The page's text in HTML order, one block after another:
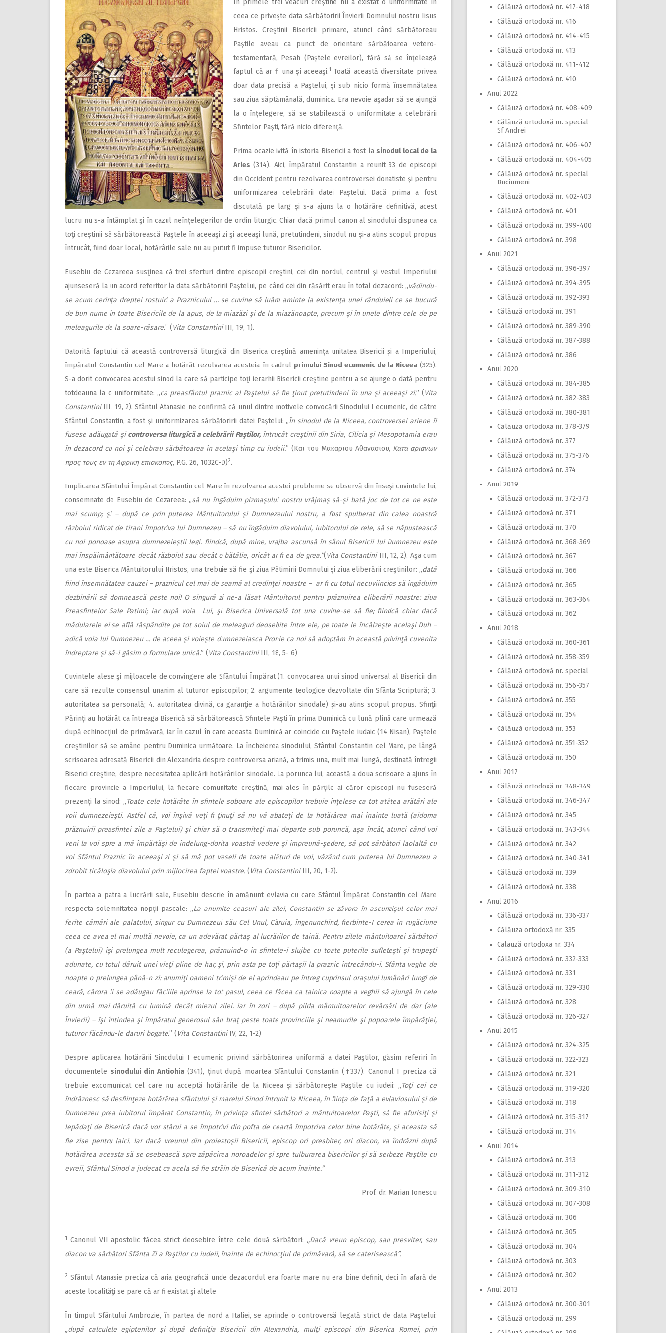
În primele trei veacuri creştine nu a existat o uniformitate în
ceea ce priveşte data sărbătoririi Învierii Domnului nostru Iisus
Hristos. Creştinii Bisericii primare, atunci când sărbătoreau
Paştile aveau ca punct de orientare sărbătoarea vetero-
testamentară, Pesah (Paştele evreilor), fără să se înţeleagă
faptul că ar fi una şi aceeaşi.1 Toată această diversitate privea
doar data precisă a Paştelui, şi sub nicio formă însemnătatea
sau ziua săptămânală, duminica. Era nevoie aşadar să se ajungă
la o înţelegere, să se stabilească o uniformitate a celebrării
Sfintelor Paşti, fără nicio diferenţă.
Prima ocazie ivită în istoria Bisericii a fost la sinodul local de la
Arles (314). Aici, împăratul Constantin a reunit 33 de episcopi
din Occident pentru rezolvarea controversei donatiste şi pentru
uniformizarea celebrării datei Paştelui. Dacă prima a fost
discutată pe larg şi s-a ajuns la o hotărâre definitivă, acest
lucru nu s-a întâmplat şi în cazul neînţelegerilor de ordin liturgic. Chiar dacă primul canon al sinodului dispunea ca
toţi creştinii să sărbătorească Paştele în aceeaşi zi şi aceeaşi lună, pretutindeni, sinodul nu şi-a atins scopul propus
întrucât, fiind doar local, hotărârile sale nu au putut fi impuse tuturor Bisericilor.
Eusebiu de Cezareea susţinea că trei sferturi dintre episcopii creştini, cei din nordul, centrul şi vestul Imperiului
ajunseseră la un acord referitor la data sărbătoririi Paştelui, pe când cei din răsărit erau în total dezacord: „vădindu-
se acum cerinţa dreptei rostuiri a Praznicului … se cuvine să luăm aminte la existenţa unei rânduieli ce se bucură
de bun nume în toate Bisericile de la apus, de la miazăzi şi de la miazănoapte, precum şi în unele dintre cele de pe
meleagurile de la soare-răsare.” (Vita ConstantiniIII, 19, 1).
Datorită faptului că această controversă liturgică din Biserica creştină ameninţa unitatea Bisericii şi a Imperiului,
împăratul Constantin cel Mare a hotărât rezolvarea acesteia în cadrul primului Sinod ecumenic de la Niceea(325).
S-a dorit convocarea acestui sinod la care să participe toţi ierarhii Bisericii creştine pentru a se ajunge o dată pentru
totdeauna la o uniformitate: „ca preasfântul praznic al Paştelui să fie ţinut pretutindeni în una şi aceeaşi zi.” (Vita
ConstantiniIII, 19, 2). Sfântul Atanasie ne confirmă că unul dintre motivele convocării Sinodului I ecumenic, de către
Sfântul Constantin, a fost şi uniformizarea sărbătoririi datei Paştelui: „În sinodul de la Niceea, controversei ariene îi
fusese adăugată şicontroversa liturgică a celebrării Paştilor,întrucât creştinii din Siria, Cilicia şi Mesopotamia erau
în dezacord cu noi şi celebrau sărbătoarea în acelaşi timp cu iudeii.” (Και του Μακαριου Αθανασιου, Κατα αριανων
προς τους εν τη Αφρικη επισκοπος, P.G. 26, 1032C-D)2.
Implicarea Sfântului Împărat Constantin cel Mare în rezolvarea acestei probleme se observă din înseşi cuvintele lui,
consemnate de Eusebiu de Cezareea: „să nu îngăduim pizmaşului nostru vrăjmaş să-şi bată joc de tot ce ne este
mai scump; şi – după ce prin puterea Mântuitorului şi Dumnezeului nostru, a fost spulberat din calea noastră
războiul ridicat de tirani împotriva lui Dumnezeu – să nu îngăduim diavolului, iubitorului de rele, să se năpustească
cu noi ponoase asupra dumnezeieştii legi. fiindcă, după mine, vrajba ascunsă în sânul Bisericii lui Dumnezeu este
mai înspăimântătoare decât războiul sau decât o bătălie, oricât ar fi ea de grea.”(Vita Constantini III, 12, 2). Aşa cum
una este Biserica Mântuitorului Hristos, una trebuie să fie şi ziua Pătimirii Domnului şi ziua eliberării creştinilor: „dată
fiind însemnătatea cauzei – praznicul cel mai de seamă al credinţei noastre – ar fi cu totul necuviincios să îngăduim
dezbinării să domnească peste noi! O singură zi ne-a lăsat Mântuitorul pentru prăznuirea eliberării noastre: ziua
Preasfintelor Sale Patimi; iar după voia Lui, şi Biserica Universală tot una cuvine-se să fie; fiindcă chiar dacă
mădularele ei se află răspândite pe tot soiul de meleaguri deosebite între ele, pe toate le încălzeşte acelaşi Duh –
adică voia lui Dumnezeu … de aceea şi voieşte dumnezeiasca Pronie ca noi să adoptăm în această privinţă cuvenita
îndreptare şi să-i găsim o formulare unică.” (Vita ConstantiniIII, 18, 5- 6)
Cuvintele alese şi mijloacele de convingere ale Sfântului Împărat (1. convocarea unui sinod universal al Bisericii din
care să rezulte consensul unanim al tuturor episcopilor; 2. argumente teologice dezvoltate din Sfânta Scriptură; 3.
autoritatea sa personală; 4. autoritatea divină, ca garanţie a hotărârilor sinodale) şi-au atins scopul propus. Sfinţii
Părinţi au hotărât ca întreaga Biserică să sărbătorească Sfintele Paşti în prima Duminică cu lună plină care urmează
după echinocţiul de primăvară, iar în cazul în care aceasta Duminică ar coincide cu Paştele iudaic (14 Nisan), Paştele
creş­tinilor să se amâne pentru Duminica următoare. La încheierea sinodului, Sfântul Constantin cel Mare, pe lângă
scrisoarea adresată Bisericii din Alexandria despre controversa ariană, a trimis una, mult mai lungă, destinată întregii
Biserici creştine, despre necesitatea aplicării hotărârilor sinodale. La porunca lui, această a doua scrisoare a ajuns în
fiecare provincie a Imperiului, la fiecare comunitate creştină, mai ales în părţile ai căror episcopi nu fuseseră
prezenţi la sinod: „Toate cele hotărâte în sfintele soboare ale episcopilor trebuie înţelese ca tot atâtea arătări ale
voii dumnezeieşti. Astfel că, voi înşivă veţi fi ţinuţi să nu vă abateţi de la hotărârea mai înainte luată (aidoma
prăznuirii preasfintei zile a Paştelui) şi chiar să o transmiteţi mai departe sub poruncă, aşa încât, atunci când voi
veni la voi spre a mă împărtăşi de îndelung-dorita voastră vedere şi împreună-şedere, să pot sărbători laolaltă cu
voi Sfântul Praznic în aceeaşi zi şi să mă pot veseli de toate alături de voi, văzând cum puterea lui Dumnezeu a
zdrobit ticăloşia diavolului prin mijlocirea faptei voastre. (Vita ConstantiniIII, 20, 1-2).
În partea a patra a lucrării sale, Eusebiu descrie în amănunt evlavia cu care Sfântul Împărat Constantin cel Mare
respecta solemnitatea nopţii pascale: „La anumite ceasuri ale zilei, Constantin se zăvora în ascunzişul celor mai
ferite cămări ale palatului, singur cu Dumnezeul său Cel Unul, Căruia, îngenunchind, fierbinte-I cerea în rugăciune
ceea ce avea el mai multă nevoie, ca un adevărat părtaş al lucrărilor de taină. Pentru zilele mântuitoarei sărbători
(a Paştelui) îşi prelungea mult reculegerea, prăznuind-o în sfintele-i slujbe cu toate puterile sufleteşti şi trupeşti
adunate, cu totul dăruit unei vieţi pline de har, şi, prin asta pe toţi părtaşii la praznic întrecându-i. Sfânta veghe de
noapte o prelungea până-n zi: anumiţi oameni trimişi de el aprindeau pe întreg cuprinsul oraşului lumânări lungi de
ceară, cărora li se adăugau făcliile aprinse la tot pasul, ceea ce făcea ca tainica noapte a veghii să ajungă în cele
din urmă mai dăruită cu lumină decât miezul zilei. iar în zori – după pilda mântuitoarelor revărsări de dar (ale
Învierii) – îşi întindea şi împăratul generosul său braţ peste toate provinciile şi neamurile şi popoarele împărăţiei,
tuturor făcându-le daruri bogate.” (Vita ConstantiniIV, 22, 1-2)
Despre aplicarea hotărârii Sinodului I ecumenic privind sărbătorirea uniformă a datei Paştilor, găsim referiri în
documentele sinodului din Antiohia(341), ţinut după moartea Sfântului Constantin (†337). Canonul I preciza că
trebuie excomunicat cel care nu acceptă hotărârile de la Niceea şi sărbătoreşte Paştile cu iudeii: „Toţi cei ce
îndrăznesc să desfiinţeze hotărârea sfântului şi marelui Sinod întrunit la Niceea, în fiinţa de faţă a evlaviosului şi de
Dumnezeu prea iubitorul împărat Constantin, în privinţa sfintei sărbători a mântuitoarelor Paşti, să fie afurisiţi şi
lepădaţi de Biserică dacă vor stărui a se împotrivi din pofta de ceartă împotriva celor bine hotărâte, şi aceasta să
fie zise pentru laici. Iar dacă vreunul din proiestoşii Bisericii, episcop ori presbiter, ori diacon, va îndrăzni după
hotărârea aceasta să se osebească spre zăpăcirea noroadelor şi spre tulburarea bisericilor şi să serbeze Paştile cu
evreii, Sfântul Sinod a judecat ca acela să fie străin de Biserică de acum înainte.”
Prof. dr. Marian Ionescu
1 Canonul VII apostolic făcea strict deosebire între cele două sărbători: ,,Dacă vreun episcop, sau presviter, sau
diacon va sărbători Sfânta Zi a Paştilor cu iudeii, înainte de echinocţiul de primăvară, să se caterisească”.
2 Sfântul Atanasie preciza că aria geografică unde dezacordul era foarte mare nu era bine definit, deci în afară de
aceste localităţi se pare că ar fi existat şi altele
În timpul Sfântului Ambrozie, în partea de nord a Italiei, se aprinde o controversă legată strict de data Paştelui:
„după calculele egiptenilor şi după definiţia Bisericii din Alexandria, mulţi episcopi din Biserica Romei, prin
Călăuză ortodoxă nr. 417-418
Călăuză ortodoxă nr. 416
Călăuză ortodoxă nr. 414-415
Călăuză ortodoxă nr. 413
Călăuză ortodoxă nr. 411-412
Călăuză ortodoxă nr. 410
Anul 2022
Călăuză ortodoxă nr. 408-409
Călăuză ortodoxă nr. special
Sf Andrei
Călăuză ortodoxă nr. 406-407
Călăuză ortodoxă nr. 404-405
Călăuză ortodoxă nr. special
Buciumeni
Călăuză ortodoxă nr. 402-403
Călăuză ortodoxă nr. 401
Călăuză ortodoxă nr. 399-400
Călăuză ortodoxă nr. 398
Anul 2021
Călăuză ortodoxă nr. 396-397
Călăuză ortodoxă nr. 394-395
Călăuză ortodoxă nr. 392-393
Călăuză ortodoxă nr. 391
Călăuză ortodoxă nr. 389-390
Călăuză ortodoxă nr. 387-388
Călăuză ortodoxă nr. 386
Anul 2020
Călăuză ortodoxă nr. 384-385
Călăuză ortodoxă nr. 382-383
Călăuză ortodoxă nr. 380-381
Călăuză ortodoxă nr. 378-379
Călăuză ortodoxă nr. 377
Călăuză ortodoxă nr. 375-376
Călăuză ortodoxă nr. 374
Anul 2019
Călăuză ortodoxă nr. 372-373
Călăuză ortodoxă nr. 371
Călăuză ortodoxă nr. 370
Călăuză ortodoxă nr. 368-369
Călăuză ortodoxă nr. 367
Călăuză ortodoxă nr. 366
Călăuză ortodoxă nr. 365
Călăuză ortodoxă nr. 363-364
Călăuză ortodoxă nr. 362
Anul 2018
Călăuză ortodoxă nr. 360-361
Călăuză ortodoxă nr. 358-359
Călăuză ortodoxă nr. special
Călăuză ortodoxă nr. 356-357
Călăuză ortodoxă nr. 355
Călăuză ortodoxă nr. 354
Călăuză ortodoxă nr. 353
Călăuză ortodoxă nr. 351-352
Călăuză ortodoxă nr. 350
Anul 2017
Călăuză ortodoxă nr. 348-349
Călăuză ortodoxă nr. 346-347
Călăuză ortodoxă nr. 345
Călăuză ortodoxă nr. 343-344
Călăuză ortodoxă nr. 342
Călăuză ortodoxă nr. 340-341
Călăuză ortodoxă nr. 339
Călăuză ortodoxă nr. 338
Anul 2016
Călăuză ortodoxă nr. 336-337
Călăuza ortodoxă nr. 335
Calauză ortodoxa nr. 334
Călăuză ortodoxă nr. 332-333
Călăuză ortodoxă nr. 331
Călăuză ortodoxă nr. 329-330
Călăuză ortodoxă nr. 328
Călăuză ortodoxă nr. 326-327
Anul 2015
Călăuză ortodoxă nr. 324-325
Călăuză ortodoxă nr. 322-323
Călăuză ortodoxă nr. 321
Călăuză ortodoxă nr. 319-320
Călăuză ortodoxă nr. 318
Călăuză ortodoxă nr. 315-317
Călăuză ortodoxă nr. 314
Anul 2014
Călăuză ortodoxă nr. 313
Călăuză ortodoxă nr. 311-312
Călăuză ortodoxă nr. 309-310
Călăuză ortodoxă nr. 307-308
Călăuză ortodoxă nr. 306
Călăuză ortodoxă nr. 305
Călăuză ortodoxă nr. 304
Călăuză ortodoxă nr. 303
Călăuză ortodoxă nr. 302
Anul 2013
Călăuză ortodoxă nr. 300-301
Călăuză ortodoxă nr. 299